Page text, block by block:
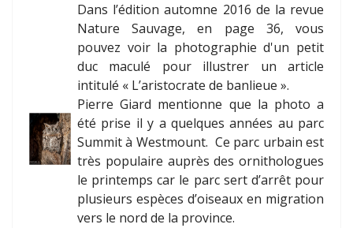
Dans l’édition automne 2016 de la revue
Nature Sauvage, en page 36, vous
pouvez voir la photographie d'un petit
duc maculé pour illustrer un article
intitulé « L’aristocrate de banlieue ».
Pierre Giard mentionne que la photo a
été prise il y a quelques années au parc
Summit à Westmount. Ce parc urbain est
très populaire auprès des ornithologues
le printemps car le parc sert d’arrêt pour
plusieurs espèces d’oiseaux en migration
vers le nord de la province.